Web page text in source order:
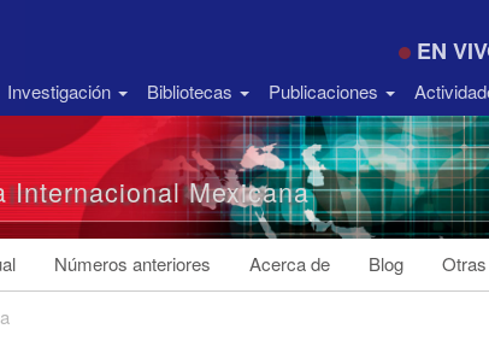
EN
Investigación Bibliotecas Publicaciones
Internacional Mexicana
Números anteriores Acerca de Blog